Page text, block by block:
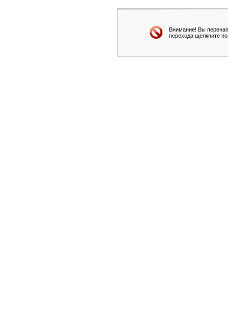
Внимание! Вы
перехода щелкните